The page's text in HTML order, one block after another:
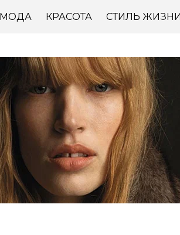
МОДА КРАСОТА СТИЛЬ ЖИЗНИ